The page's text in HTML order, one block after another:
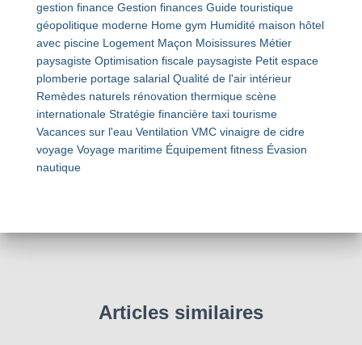
gestion finance Gestion finances Guide touristique
géopolitique moderne Home gym Humidité maison hôtel
avec piscine Logement Maçon Moisissures Métier
paysagiste Optimisation fiscale paysagiste Petit espace
plomberie portage salarial Qualité de l'air intérieur
Remèdes naturels rénovation thermique scène
internationale Stratégie financière taxi tourisme
Vacances sur l'eau Ventilation VMC vinaigre de cidre
voyage Voyage maritime Équipement fitness Évasion
nautique
Articles similaires